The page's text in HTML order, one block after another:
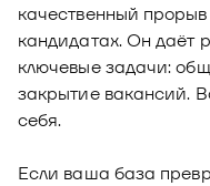
качественный
кандидатах. Он даёт
ключевые задачи:
закрытие вакансий.
себя.
Если ваша база